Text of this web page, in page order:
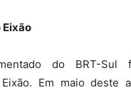
do BRT-Sul
Em maio deste